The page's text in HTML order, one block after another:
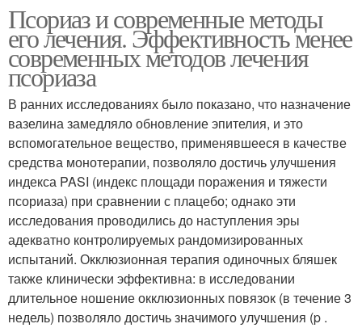
Псориаз и современные методы
его лечения. Эффективность менее
современных методов лечения
псориаза
В ранних исследованиях было показано, что назначение
вазелина замедляло обновление эпителия, и это
вспомогательное вещество, применявшееся в качестве
средства монотерапии, позволяло достичь улучшения
индекса PASI (индекс площади поражения и тяжести
псориаза) при сравнении с плацебо; однако эти
исследования проводились до наступления эры
адекватно контролируемых рандомизированных
испытаний. Окклюзионная терапия одиночных бляшек
также клинически эффективна: в исследовании
длительное ношение окклюзионных повязок (в течение 3
недель) позволяло достичь значимого улучшения (p .